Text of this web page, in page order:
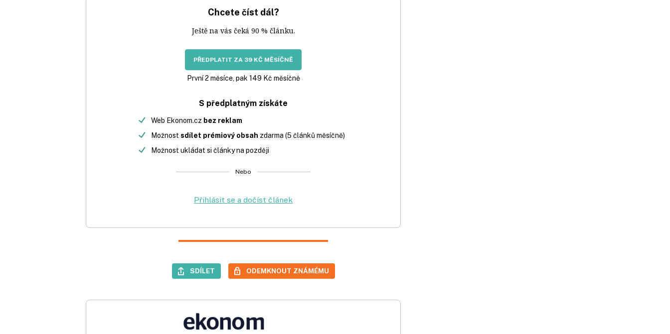
Chcete číst dál?
Ještě na vás čeká 90 % článku.
PŘEDPLATIT ZA 39 KČ MĚSÍČNĚ
První 2 měsíce, pak 149 Kč měsíčně
S předplatným získáte
Web Ekonom.cz bez reklam
Možnost sdílet prémiový obsah zdarma (5 článků měsíčně)
Možnost ukládat si články na později
Nebo
Přihlásit se a dočíst článek
SDÍLET ODEMKNOUT ZNÁMÉMU